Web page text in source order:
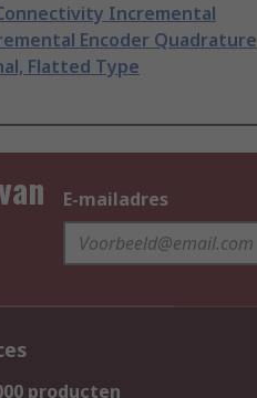
Incremental
Encoder Quadrature
Flatted Type
E-mailadres
producten